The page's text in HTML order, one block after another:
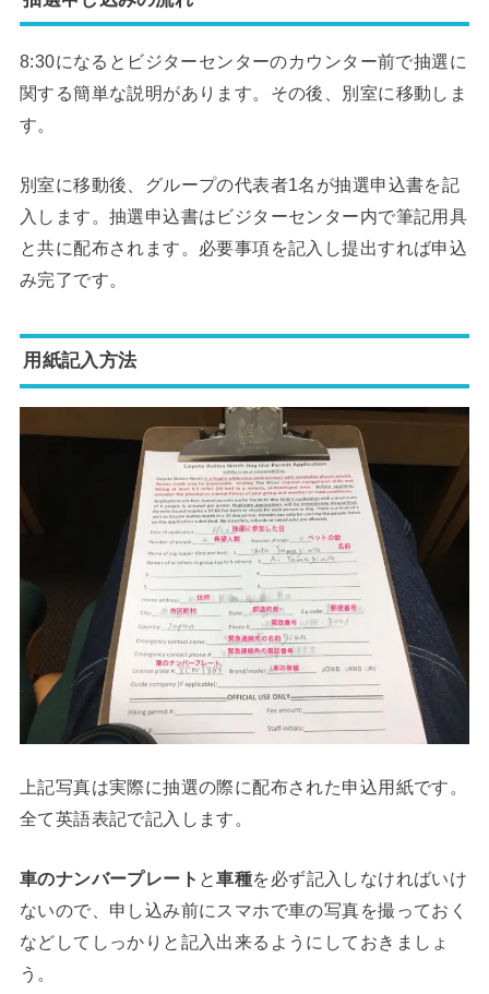
8:30になるとビジターセンターのカウンター前で抽選に
関する簡単な説明があります。その後、別室に移動しま
す。
別室に移動後、グループの代表者1名が抽選申込書を記
入します。抽選申込書はビジターセンター内で筆記用具
と共に配布されます。必要事項を記入し提出すれば申込
み完了です。
用紙記入方法
上記写真は実際に抽選の際に配布された申込用紙です。
全て英語表記で記入します。
車のナンバープレート と車種を必ず記入しなければいけ
ないので、申し込み前にスマホで車の写真を撮っておく
などしてしっかりと記入出来るようにしておきましょ
う。